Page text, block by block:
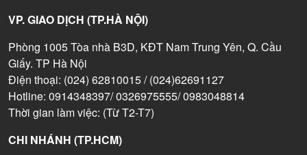
VP. GIAO DỊCH (TP.HÀ NỘI)
Phòng 1005 Tòa nhà B3D, KĐT Nam Trung Yên, Q. Cầu
Giấy. TP Hà Nội
Điện thoại: (024) 62810015 / (024)62691127
Hotline: 0914348397/ 0326975555/ 0983048814
Thời gian làm việc: (Từ T2-T7)
CHI NHÁNH (TP.HCM)